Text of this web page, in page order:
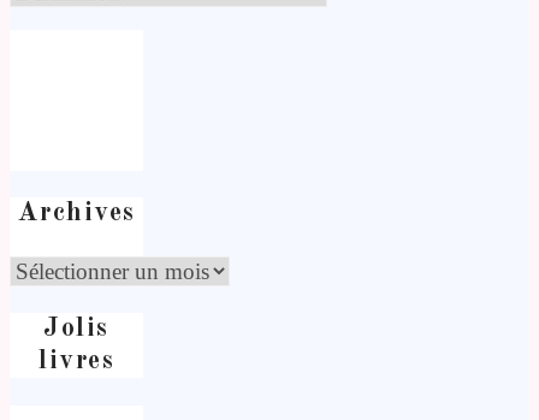
Archives
Jolis
livres